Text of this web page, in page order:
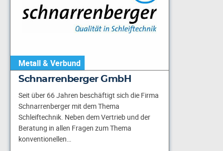
Metall & Verbund
Schnarrenberger GmbH
Seit über 66 Jahren beschäftigt sich die Firma
Schnarrenberger mit dem Thema
Schleiftechnik. Neben dem Vertrieb und der
Beratung in allen Fragen zum Thema
konventionellen…